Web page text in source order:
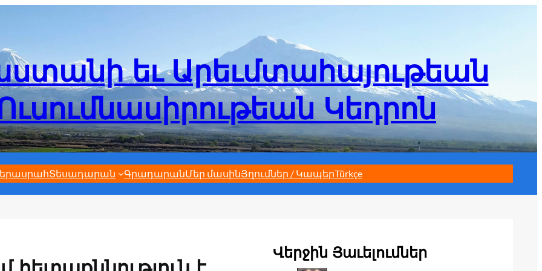
եւ Արեւմտահայութեան
Կեդրոն
Տեսադարան ԳրադարանՄեր մասինՅղումներ / ԿապերTürkçe
Վերջին Յաւելումներ